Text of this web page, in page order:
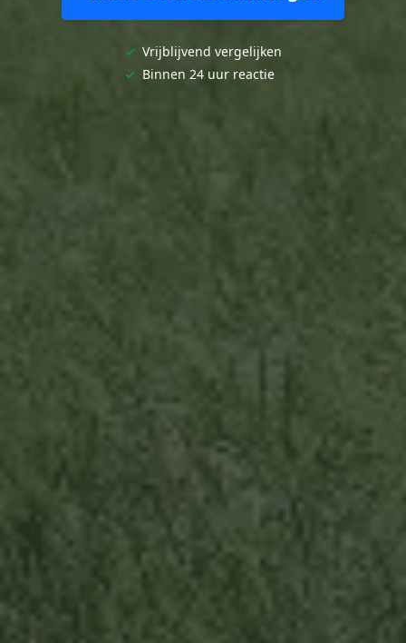
✓ Vrijblijvend vergelijken
✓ Binnen 24 uur reactie